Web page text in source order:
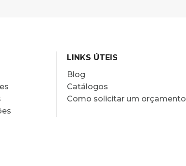
LINKS ÚTEIS
Blog
Catálogos
Como solicitar um orçamento